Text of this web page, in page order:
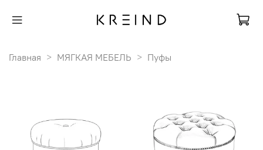
Главная МЯГКАЯ МЕБЕЛЬ Пуфы